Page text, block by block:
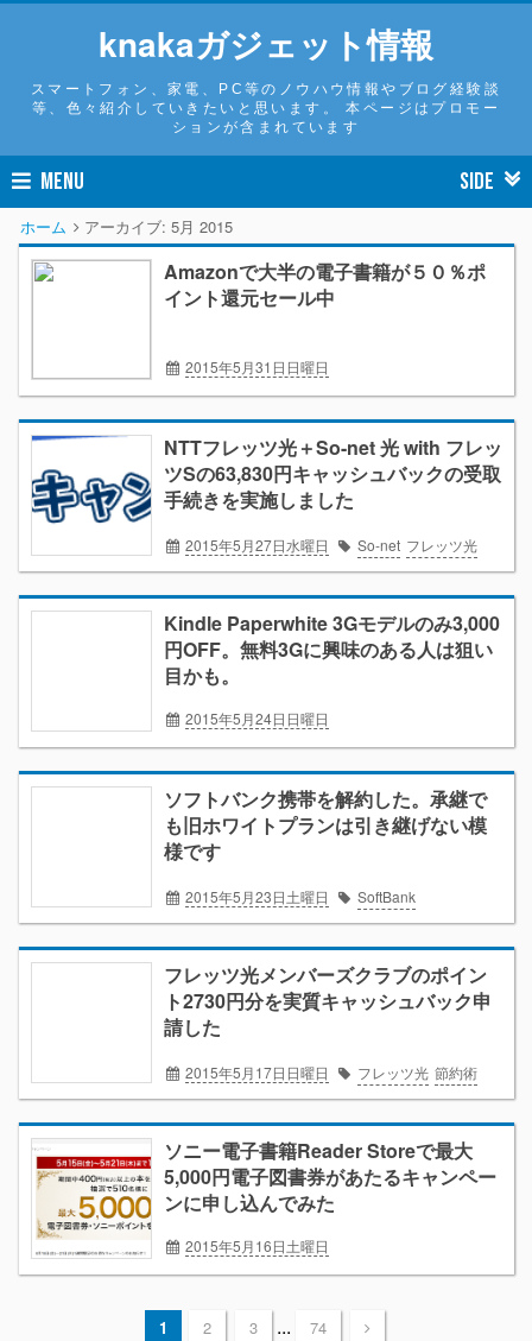
knakaガジェット情報
スマートフォン、家電、PC等のノウハウ情報やブログ経験談
等、色々紹介していきたいと思います。 本ページはプロモー
ションが含まれています
MENU SIDE
ホーム アーカイブ: 5月 2015
Amazonで大半の電子書籍が５０％ポ
イント還元セール中
2015年5月31日日曜日
NTTフレッツ光＋So-net 光 with フレッ
ツSの63,830円キャッシュバックの受取
手続きを実施しました
2015年5月27日水曜日 So-net フレッツ光
Kindle Paperwhite 3Gモデルのみ3,000
円OFF。無料3Gに興味のある人は狙い
目かも。
2015年5月24日日曜日
ソフトバンク携帯を解約した。承継で
も旧ホワイトプランは引き継げない模
様です
2015年5月23日土曜日 SoftBank
フレッツ光メンバーズクラブのポイン
ト2730円分を実質キャッシュバック申
請した
2015年5月17日日曜日 フレッツ光 節約術
ソニー電子書籍Reader Storeで最大
5,000円電子図書券があたるキャンペー
ンに申し込んでみた
2015年5月16日土曜日
1 2 3 ... 74